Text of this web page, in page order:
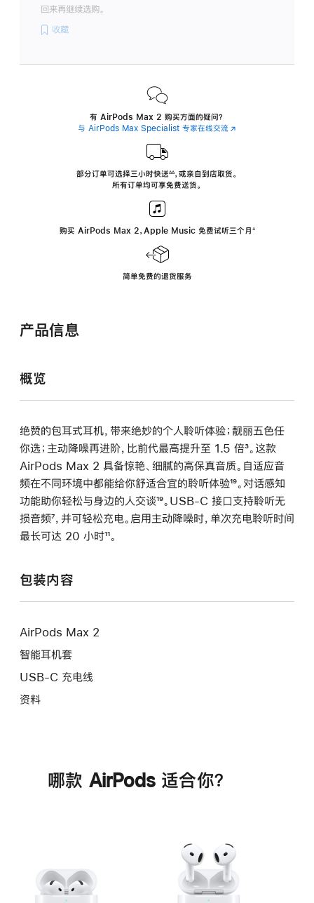
回来再继续选购。
收藏
有 AirPods Max 2 购买方面的疑问？
与 AirPods Max Specialist 专家在线交流(在
中
部分订单可选择三小时快送∆∆， 或亲自到店取货。
所有订单均可享免费送货。
购买 AirPods Max 2，Apple Music 免费试听三个月 ‍脚
‍⁺
简单免费的退货服务
产品信息
概览
绝赞的包耳式耳机，带来绝妙的个人聆听体验；靓丽五色任
你选；主动降噪再进阶，比前代最高提升至 1.5 倍脚
注
³。这款
AirPods Max 2 具备惊艳、细腻的高保真音质。自适应音
频在不同环境中都能给你舒适合宜的聆听体验脚
注
¹⁹。对话感知
功能助你轻松与身边的人交谈脚
注
¹⁹。USB-C 接口支持聆听无
损音频脚
注
⁷，并可轻松充电。启用主动降噪时，单次充电聆听时间
最长可达 20 小时脚
¹¹。
包装内容
AirPods Max 2
智能耳机套
USB-C 充电线
资料
哪款 AirPods 适合你？